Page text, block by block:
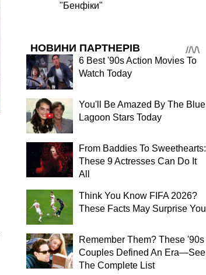
"Бенфіки"
НОВИНИ ПАРТНЕРІВ
6 Best '90s Action Movies To
Watch Today
You'll Be Amazed By The Blue
Lagoon Stars Today
From Baddies To Sweethearts:
These 9 Actresses Can Do It
All
Think You Know FIFA 2026?
These Facts May Surprise You
Remember Them? These '90s
Couples Defined An Era—See
The Complete List